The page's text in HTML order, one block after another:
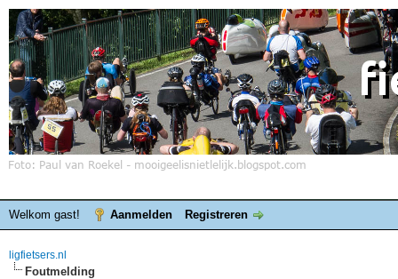
Welkom gast! Aanmelden Registreren
ligfietsers.nl
Foutmelding